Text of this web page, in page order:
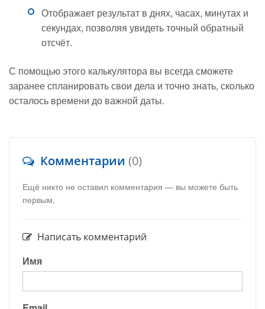
Отображает результат в днях, часах, минутах и
секундах, позволяя увидеть точный обратный
отсчёт.
С помощью этого калькулятора вы всегда сможете
заранее спланировать свои дела и точно знать, сколько
осталось времени до важной даты.
Комментарии (0)
Ещё никто не оставил комментария — вы можете быть
первым.
Написать комментарий
Имя